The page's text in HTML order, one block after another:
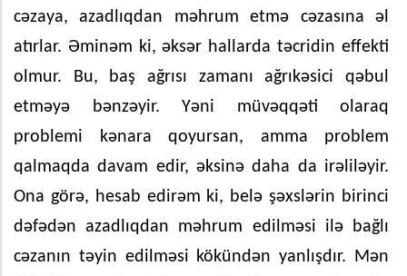
cəzaya, azadlıqdan məhrum etmə cəzasına əl
atırlar. Əminəm ki, əksər hallarda təcridin effekti
olmur. Bu, baş ağrısı zamanı ağrıkəsici qəbul
etməyə bənzəyir. Yəni müvəqqəti olaraq
problemi kənara qoyursan, amma problem
qalmaqda davam edir, əksinə daha da irəliləyir.
Ona görə, hesab edirəm ki, belə şəxslərin birinci
dəfədən azadlıqdan məhrum edilməsi ilə bağlı
cəzanın təyin edilməsi kökündən yanlışdır. Mən